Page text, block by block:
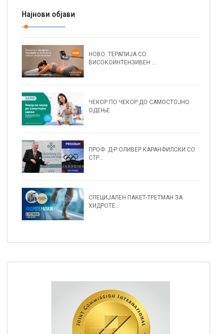
Најнови објави
НОВО: ТЕРАПИЈА СО
ВИСОКОИНТЕНЗИВЕН ...
ЧЕКОР ПО ЧЕКОР ДО САМОСТОЈНО
ОДЕЊЕ
ПРОФ. Д-Р ОЛИВЕР КАРАНФИЛСКИ СО
СТР...
СПЕЦИЈАЛЕН ПАКЕТ-ТРЕТМАН ЗА
ХИДРОТЕ...